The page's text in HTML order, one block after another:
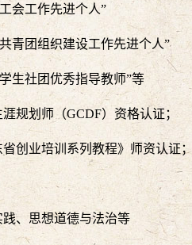
会工作先进个人”
青团组织建设工作先进个人”
生社团优秀指导教师”等
规划师（GCDF）资格认证；
创业培训系列教程》师资认证；
、思想道德与法治等